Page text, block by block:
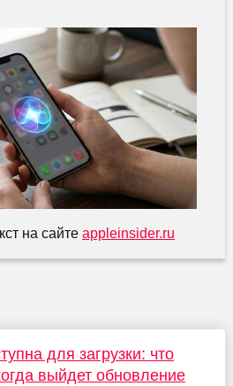
на сайте appleinsider.ru
для загрузки: что
выйдет обновление